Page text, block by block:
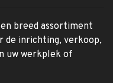
breed assortiment
de inrichting, verkoop,
uw werkplek of